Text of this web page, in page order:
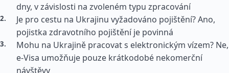
dny, v závislosti na zvoleném typu zpracování
Je pro cestu na Ukrajinu vyžadováno pojištění? Ano,
pojistka zdravotního pojištění je povinná
Mohu na Ukrajině pracovat s elektronickým vízem? Ne,
e-Visa umožňuje pouze krátkodobé nekomerční
návštěvy